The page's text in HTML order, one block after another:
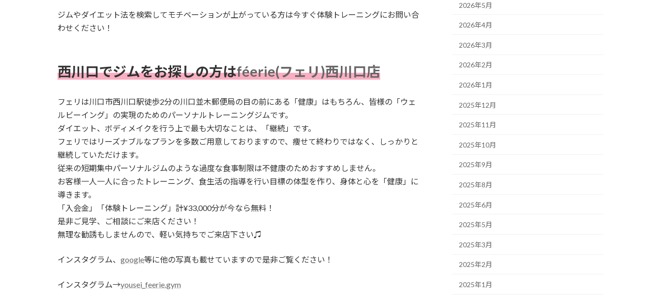
ジムやダイエット法を検索してモチベーションが上がっている方は今すぐ体験トレーニングにお問い合
わせください！
西川口でジムをお探しの方はféerie(フェリ)西川口店
フェリは川口市西川口駅徒歩2分の川口並木郵便局の目の前にある「健康」はもちろん、皆様の「ウェ
ルビーイング」の実現のためのパーソナルトレーニングジムです。
ダイエット、ボディメイクを行う上で最も大切なことは、「継続」です。
フェリではリーズナブルなプランを多数ご用意しておりますので、痩せて終わりではなく、しっかりと
継続していただけます。​
従来の短期集中パーソナルジムのような過度な食事制限は不健康のためおすすめしません。​
お客様一人一人に合ったトレーニング、食生活の指導を行い目標の体型を作り、身体と心を「健康」に
導きます。​
「入会金」「体験トレーニング」計¥33,000分が今なら無料！
是非ご見学、ご相談にご来店ください！
無理な勧誘もしませんので、軽い気持ちでご来店下さい♫
インスタグラム、 google等に他の写真も載せていますので是非ご覧ください！
インスタグラム→yousei_feerie.gym
2026年5月
2026年4月
2026年3月
2026年2月
2026年1月
2025年12月
2025年11月
2025年10月
2025年9月
2025年8月
2025年6月
2025年5月
2025年3月
2025年2月
2025年1月